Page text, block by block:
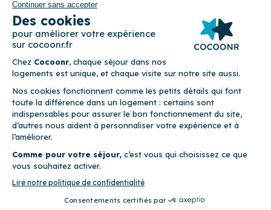
location–CGU – Politique de confidentialité–Politique de
Cocoonr est conçu et développé à Rennes 🇫🇷